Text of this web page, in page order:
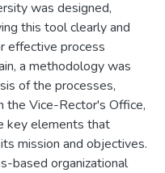
was designed,
this tool clearly and
effective process
a methodology was
of the processes,
the Vice-Rector's Office,
key elements that
mission and objectives.
based organizational